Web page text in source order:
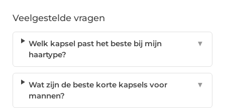
Veelgestelde vragen
Welk kapsel past het beste bij mijn
haartype?
▼
Wat zijn de beste korte kapsels voor
mannen?
▼